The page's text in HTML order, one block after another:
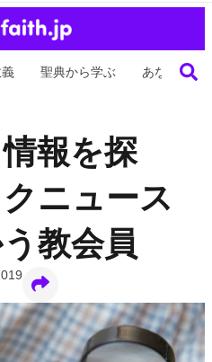
聖典から学ぶ あなたの生
報を探
ニュース
教会員